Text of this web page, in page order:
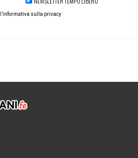
l’informativa sulla privacy